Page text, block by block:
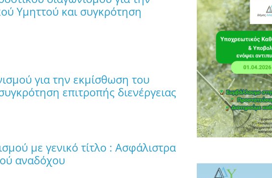
Υμηττού και συγκρότηση
για την εκμίσθωση του
επιτροπής διενέργειας
με γενικό τίτλο : Ασφάλιστρα
αναδόχου